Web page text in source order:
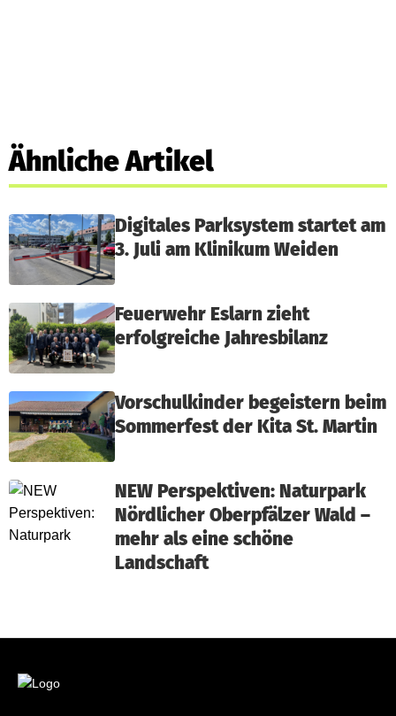
Ähnliche Artikel
Digitales Parksystem startet am
3. Juli am Klinikum Weiden
Feuerwehr Eslarn zieht
erfolgreiche Jahresbilanz
Vorschulkinder begeistern beim
Sommerfest der Kita St. Martin
NEW Perspektiven: Naturpark
Nördlicher Oberpfälzer Wald –
mehr als eine schöne
Landschaft